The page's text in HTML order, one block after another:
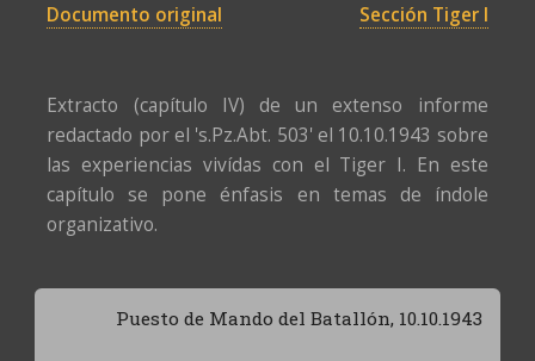
Documento original Sección Tiger I
Extracto (capítulo IV) de un extenso informe
redactado por el 's.Pz.Abt. 503' el 10.10.1943 sobre
las experiencias vivídas con el Tiger I. En este
capítulo se pone énfasis en temas de índole
organizativo.
Puesto de Mando del Batallón, 10.10.1943